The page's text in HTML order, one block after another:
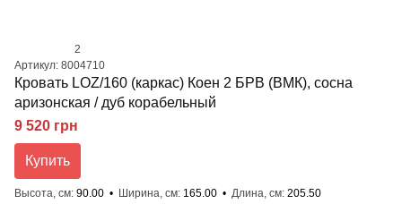
2
Артикул: 8004710
Кровать LOZ/160 (каркас) Коен 2 БРВ (ВМК), сосна
аризонская / дуб корабельный
9 520 грн
Купить
Высота, см 90.00 Ширина, см 165.00 Длина, см 205.50